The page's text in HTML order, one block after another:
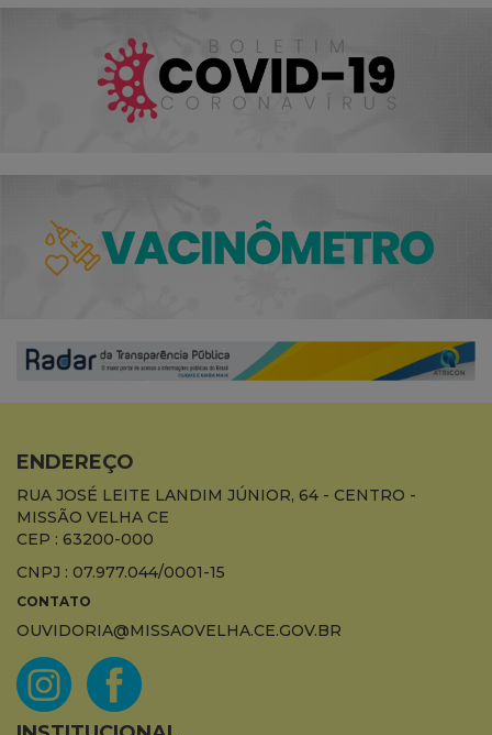
ENDEREÇO
RUA JOSÉ LEITE LANDIM JÚNIOR, 64 - CENTRO -
MISSÃO VELHA CE
CEP : 63200-000
CNPJ : 07.977.044/0001-15
CONTATO
OUVIDORIA@MISSAOVELHA.CE.GOV.BR